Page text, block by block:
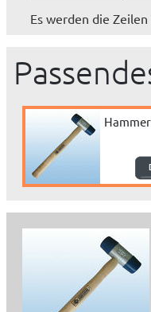
Es werden die